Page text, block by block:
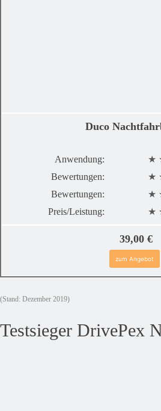
Duco
Anwendung: ★
Bewertungen:
★
Bewertungen:
★
Preis/Leistung:
★
39,00 €
zum Angebot
(Stand: Dezember 2019)
Testsieger DrivePex